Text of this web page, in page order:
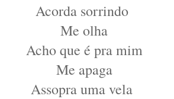
Acorda sorrindo
Me olha
Acho que é pra mim
Me apaga
Assopra uma vela